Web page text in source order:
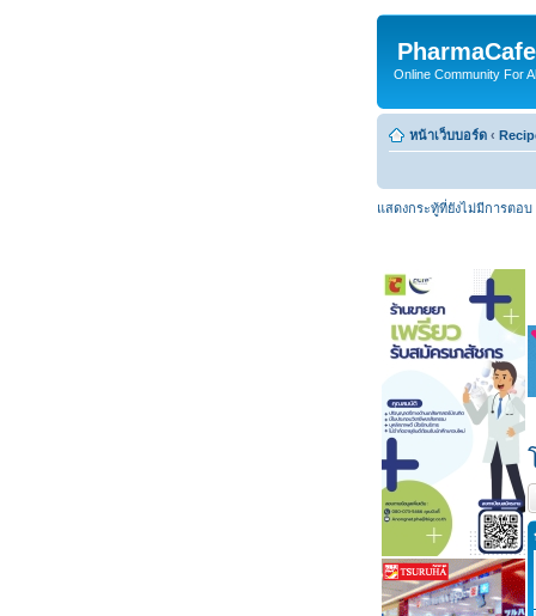
Online Community For
หน้าเว็บบอร์ด ‹
แสดงกระทู้ที่ยังไม่มีการตอบ